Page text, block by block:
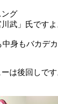
グ
武」氏ですよ
身もバカデカ
は後回しで